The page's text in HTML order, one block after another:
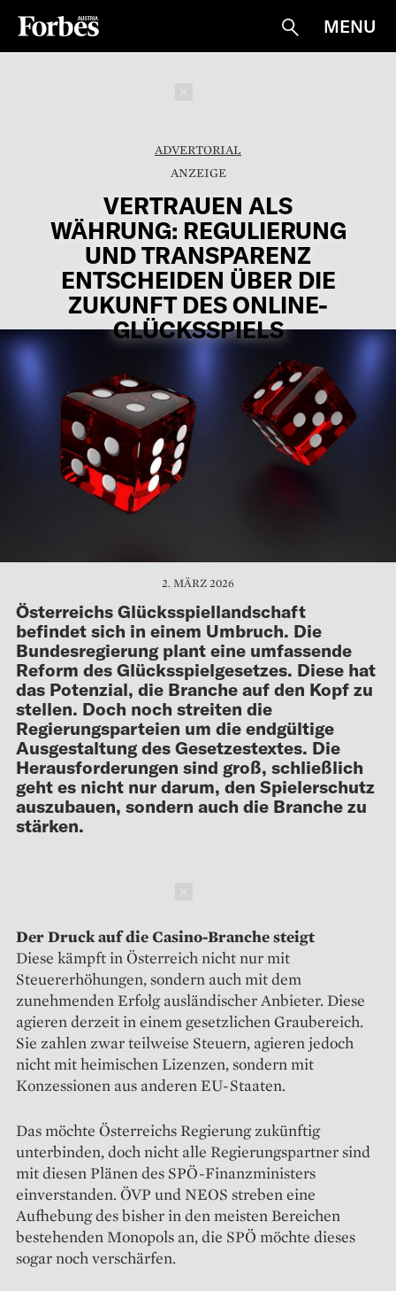
Suche
MENU
ADVERTORIAL
VERTRAUEN ALS
WÄHRUNG: REGULIERUNG
UND TRANSPARENZ
ENTSCHEIDEN ÜBER DIE
ZUKUNFT DES ONLINE-
GLÜCKSSPIELS
2. MÄRZ 2026
Österreichs Glücksspiellandschaft
befindet sich in einem Umbruch. Die
Bundesregierung plant eine umfassende
Reform des Glücksspielgesetzes. Diese hat
das Potenzial, die Branche auf den Kopf zu
stellen. Doch noch streiten die
Regierungsparteien um die endgültige
Ausgestaltung des Gesetzestextes. Die
Herausforderungen sind groß, schließlich
geht es nicht nur darum, den Spielerschutz
auszubauen, sondern auch die Branche zu
stärken.
Der Druck auf die Casino-Branche steigt
Diese kämpft in Österreich nicht nur mit
Steuererhöhungen, sondern auch mit dem
zunehmenden Erfolg ausländischer Anbieter. Diese
agieren derzeit in einem gesetzlichen Graubereich.
Sie zahlen zwar teilweise Steuern, agieren jedoch
nicht mit heimischen Lizenzen, sondern mit
Konzessionen aus anderen EU-Staaten.
Das möchte Österreichs Regierung zukünftig
unterbinden, doch nicht alle Regierungspartner sind
mit diesen Plänen des SPÖ-Finanzministers
einverstanden. ÖVP und NEOS streben eine
Aufhebung des bisher in den meisten Bereichen
bestehenden Monopols an, die SPÖ möchte dieses
sogar noch verschärfen.